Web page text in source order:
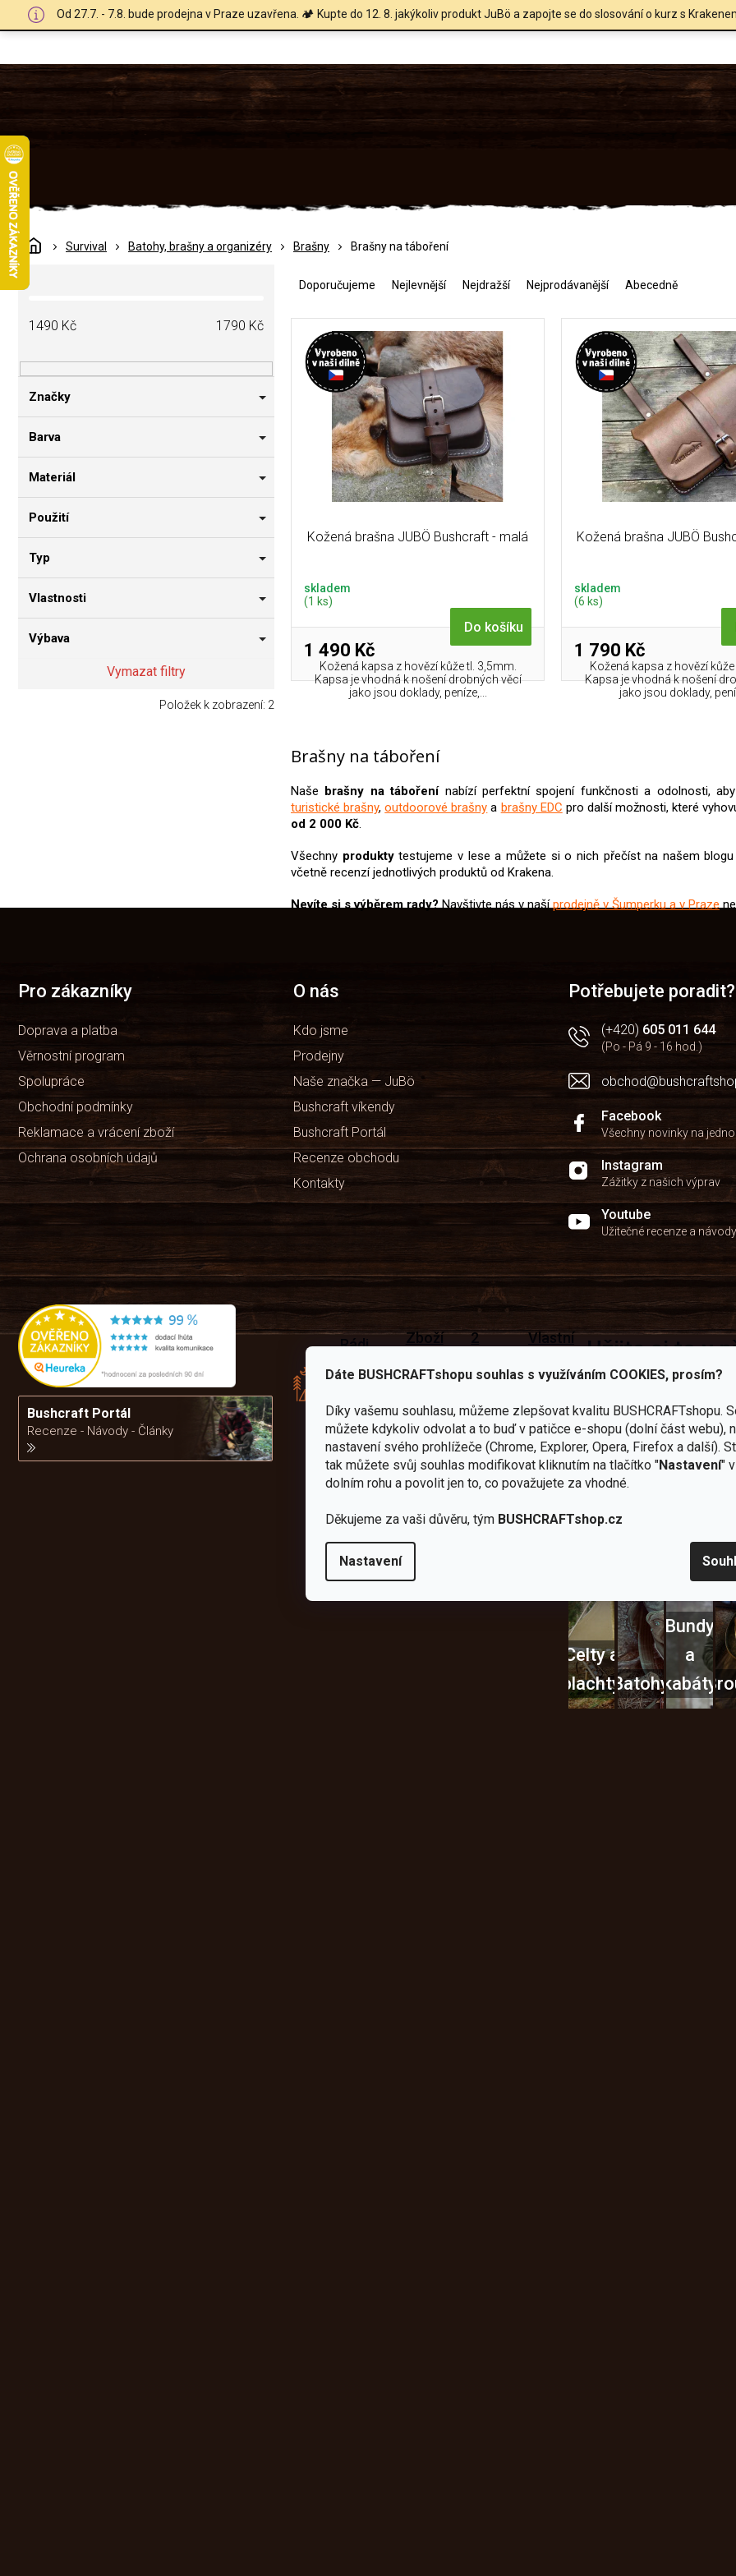
Dáte BUSHCRAFTshopu souhlas s využíváním COOKIES, prosím?
Díky vašemu souhlasu, můžeme zlepšovat kvalitu BUSHCRAFTshopu.
můžete kdykoliv odvolat a to buď v patičce e-shopu (dolní část webu),
nastavení svého prohlížeče (Chrome, Explorer, Opera, Firefox a další).
tak můžete svůj souhlas modifikovat kliknutím na tlačítko "Nastavení"
dolním rohu a povolit jen to, co považujete za vhodné.
Děkujeme za vaši důvěru, tým BUSHCRAFTshop.cz
Nastavení
Od 27.7. - 7.8. bude prodejna v Praze uzavřena. 🏕️ Kupte do 12. 8. jakýkoliv produkt JuBö a zapojte se do slosování o kurz s
DomůSurvival Batohy, brašny a organizéry Brašny Brašny na táboření
P
o
a
n
í
a
1490 Kč 1790 Kč
Značky
Barva
Materiál
Použití
Typ
Vlastnosti
Výbava
Vymazat filtry
Položek k zobrazení: 2
e
Doporučujeme Nejlevnější Nejdražší Nejprodávanější Abecedně
Kožená brašna JUBÖ Bushcraft - malá
skladem
(1 ks)
1 490 Kč
Do košíku
Kožená kapsa z hovězí kůže tl. 3,5mm.
Kapsa je vhodná k nošení drobných věcí
jako jsou doklady, peníze,...
Kožená brašna JUBÖ
skladem
(6 ks)
1 790 Kč
Kožená kapsa z hovězí
Kapsa je vhodná k nošení
jako jsou doklady,
d
a
p
k
y
s
Brašny na táboření
Naše brašny na tábořenínabízí perfektní spojení funkčnosti a odolnosti,
turistické brašny,outdoorové brašny a brašny EDC pro další možnosti, které
od 2 000 Kč.
Všechny produktytestujeme v lese a můžete si o nich přečíst na našem
včetně recenzí jednotlivých produktů od Krakena.
Nevíte si s výběrem rady?Navštivte nás v našíprodejně v Šumperku a v Praze
Pro zákazníky
Doprava a platba
Věrnostní program
Spolupráce
Obchodní podmínky
Reklamace a vrácení zboží
Ochrana osobních údajů
O nás
Kdo jsme
Prodejny
Naše značka — JuBö
Bushcraft víkendy
Bushcraft Portál
Recenze obchodu
Kontakty
Potřebujete poradit?
(+420) 605 011 644
(Po - Pá 9 - 16 hod.)
Facebook
Všechny novinky na
Instagram
Zážitky z našich výprav
Youtube
Užitečné recenze a návody
Bushcraft Portál
Recenze - Návody - Články
Rádi
zkušenosti
vám s
výběrem
Zboží
testujeme
nekoupíte
„zajíce v
pytli“
2
prodejny
nás v
Praze a
Šumperku
Vlastní
JuBö
ruční
výroba
v ČR
další skvělé výhody
Užijte si to v
Vybavení, na které
NožeSekery
Vařiče
Celty a
plachtyBatohy
Bundy
a
kabáty